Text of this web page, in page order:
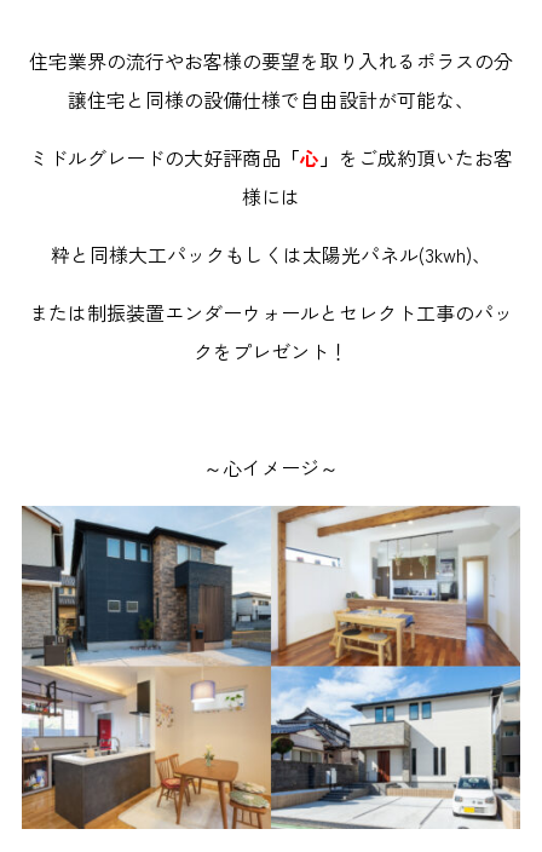
住宅業界の流行やお客様の要望を取り入れるポラスの分
譲住宅と同様の設備仕様で自由設計が可能な、
ミドルグレードの大好評商品 「心 」 をご成約頂いたお客
様には
粋と同様大工パックもしくは太陽光パネル(3kwh)、
または制振装置エンダーウォールとセレクト工事のパッ
クをプレゼント！
～心イメージ～